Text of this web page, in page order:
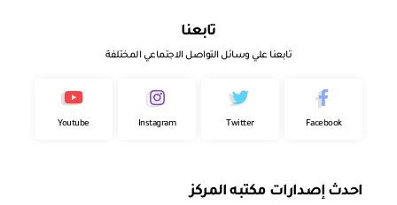
تابعنا
تابعنا علي وسائل التواصل الاجتماعي المختلفة
Facebook
Twitter
Instagram
Youtube
احدث إصدارات مكتبه المركز